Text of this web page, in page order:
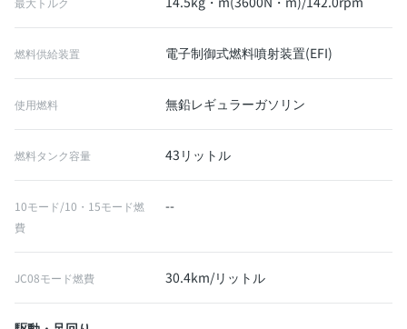
燃料供給装置 電子制御式燃料噴射装置(EFI)
使用燃料 無鉛レギュラーガソリン
燃料タンク容量 43リットル
10モード/10・15モード燃
費
--
JC08モード燃費 30.4km/リットル